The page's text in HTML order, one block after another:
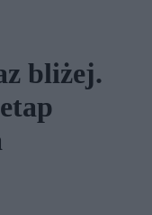
bliżej.